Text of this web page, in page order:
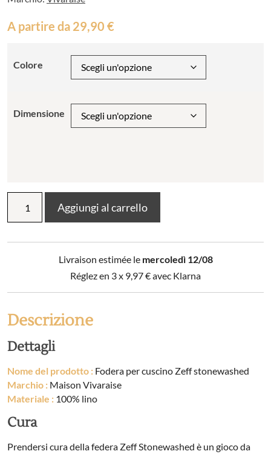
A partire da 29,90 €
Colore
Dimensione
cuscino
Aggiungi al carrello
Livraison estimée le mercoledì 12/08
Réglez en 3 x 9,97€avec Klarna
Descrizione
Dettagli
Nome del prodotto : Fodera per cuscino Zeff stonewashed
Marchio : Maison Vivaraise
Materiale : 100% lino
Cura
Prendersi cura della federa Zeff Stonewashed è un gioco da